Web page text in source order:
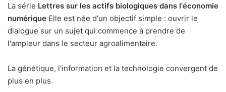
La série Lettres sur les actifs biologiques dans l'économie
numérique Elle est née d'un objectif simple : ouvrir le
dialogue sur un sujet qui commence à prendre de
l'ampleur dans le secteur agroalimentaire.
La génétique, l'information et la technologie convergent de
plus en plus.